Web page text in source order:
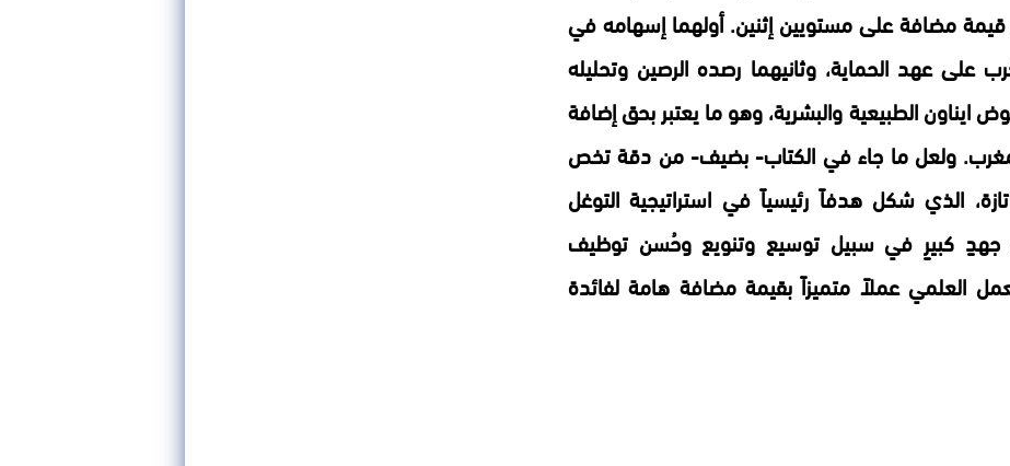
قيمة مضافة على مستويين إثنين. أولهما إسهامه في
على عهد الحماية، وثانيهما رصده الرصين وتحليله
ايناون الطبيعية والبشرية، وهو ما يعتبر بحق إضافة
ولعل ما جاء في الكتاب- بضيف- من دقة تخص
الذي شكل هدفاً رئيسياً في استراتيجية التوغل
جهدٍ كبيرٍ في سبيل توسيع وتنويع وحُسن توظيف
العلمي عملاً متميزاً بقيمة مضافة هامة لفائدة